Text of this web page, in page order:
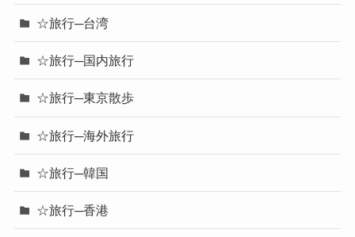
☆旅行─台湾
☆旅行─国内旅行
☆旅行─東京散歩
☆旅行─海外旅行
☆旅行─韓国
☆旅行─香港